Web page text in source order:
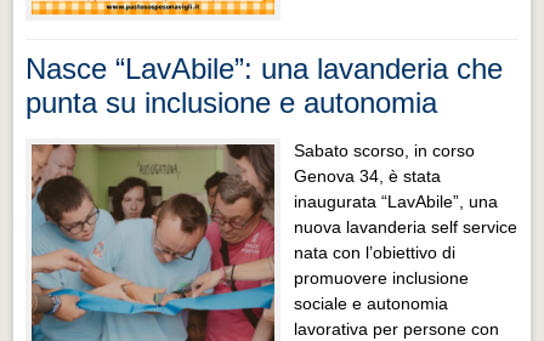
Nasce “LavAbile”: una lavanderia che
punta su inclusione e autonomia
Sabato scorso, in corso
Genova 34, è stata
inaugurata “LavAbile”, una
nuova lavanderia self service
nata con l’obiettivo di
promuovere inclusione
sociale e autonomia
lavorativa per persone con